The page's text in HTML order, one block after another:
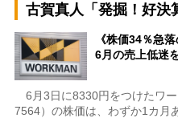
古賀真人「発掘！好決
《株価34％急
6月の売上低迷
6月3日に8330円をつけたワー
7564）の株価は、わずか1カ月